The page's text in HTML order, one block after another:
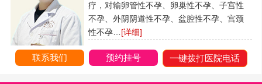
疗，对输卵管性不孕、卵巢性不孕、子宫性
不孕、外阴阴道性不孕、盆腔性不孕、宫颈
性不孕… [详细]
联系我们 预约挂号 一键拨打医院电话